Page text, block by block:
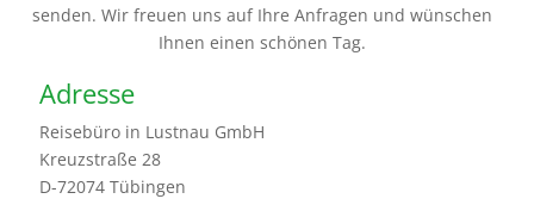
senden. Wir freuen uns auf Ihre Anfragen und wünschen
Ihnen einen schönen Tag.
Adresse
Reisebüro in Lustnau GmbH
Kreuzstraße 28
D-72074 Tübingen